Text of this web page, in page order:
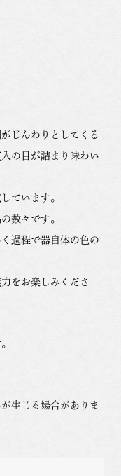
じんわりとしてくる
の目が詰まり味わい
ています。
数々です。
過程で器自体の色の
をお楽しみくださ
生じる場合がありま